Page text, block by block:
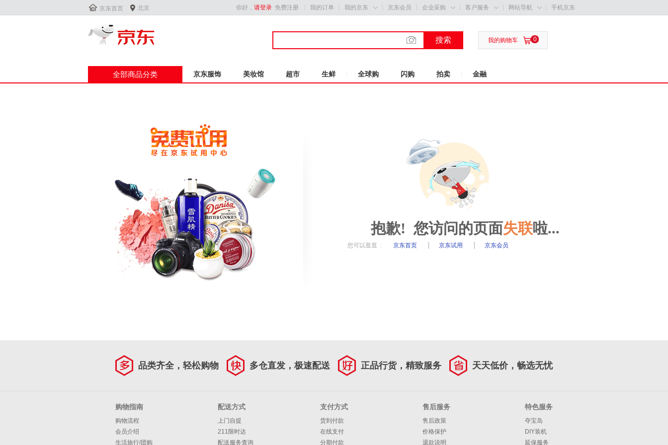
 京东首页  北京 你好， 请登录 免费注册 我的订单 我的京东  京东会员 企业采购  客户服务  网站导航  手机京东
搜索  0
我的购物车
全部商品分类 京东服饰 美妆馆 超市 生鲜 全球购 闪购 拍卖 金融
抱歉! 您访问的页面失联啦...
您可以逛逛 : 京东首页 京东试用 京东会员
品类齐全，轻松购物 多仓直发，极速配送 正品行货，精致服务 天天低价，畅选无忧
购物指南
购物流程
会员介绍
生活旅行/团购
配送方式
上门自提
211限时达
配送服务查询
支付方式
货到付款
在线支付
分期付款
售后服务
售后政策
价格保护
退款说明
特色服务
夺宝岛
DIY装机
延保服务